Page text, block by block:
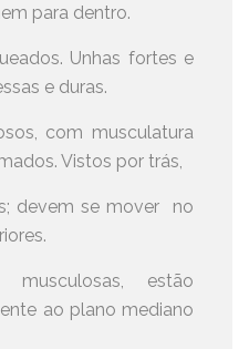
para dentro.
Unhas fortes e
e duras.
com musculatura
Vistos por trás,
devem se mover no
musculosas, estão
ao plano mediano